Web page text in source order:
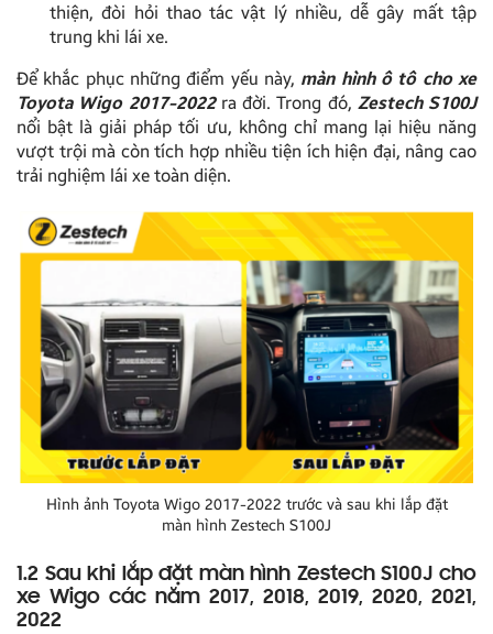
thiện, đòi hỏi thao tác vật lý nhiều, dễ gây mất tập
trung khi lái xe.
Để khắc phục những điểm yếu này, màn hình ô tô cho xe
Toyota Wigo 2017-2022ra đời. Trong đó, Zestech S100J
nổi bật là giải pháp tối ưu, không chỉ mang lại hiệu năng
vượt trội mà còn tích hợp nhiều tiện ích hiện đại, nâng cao
trải nghiệm lái xe toàn diện.
Hình ảnh Toyota Wigo 2017-2022 trước và sau khi lắp đặt
màn hình Zestech S100J
1.2 Sau khi lắp đặt màn hình Zestech S100J cho
xe Wigo các năm 2017, 2018, 2019, 2020, 2021,
2022